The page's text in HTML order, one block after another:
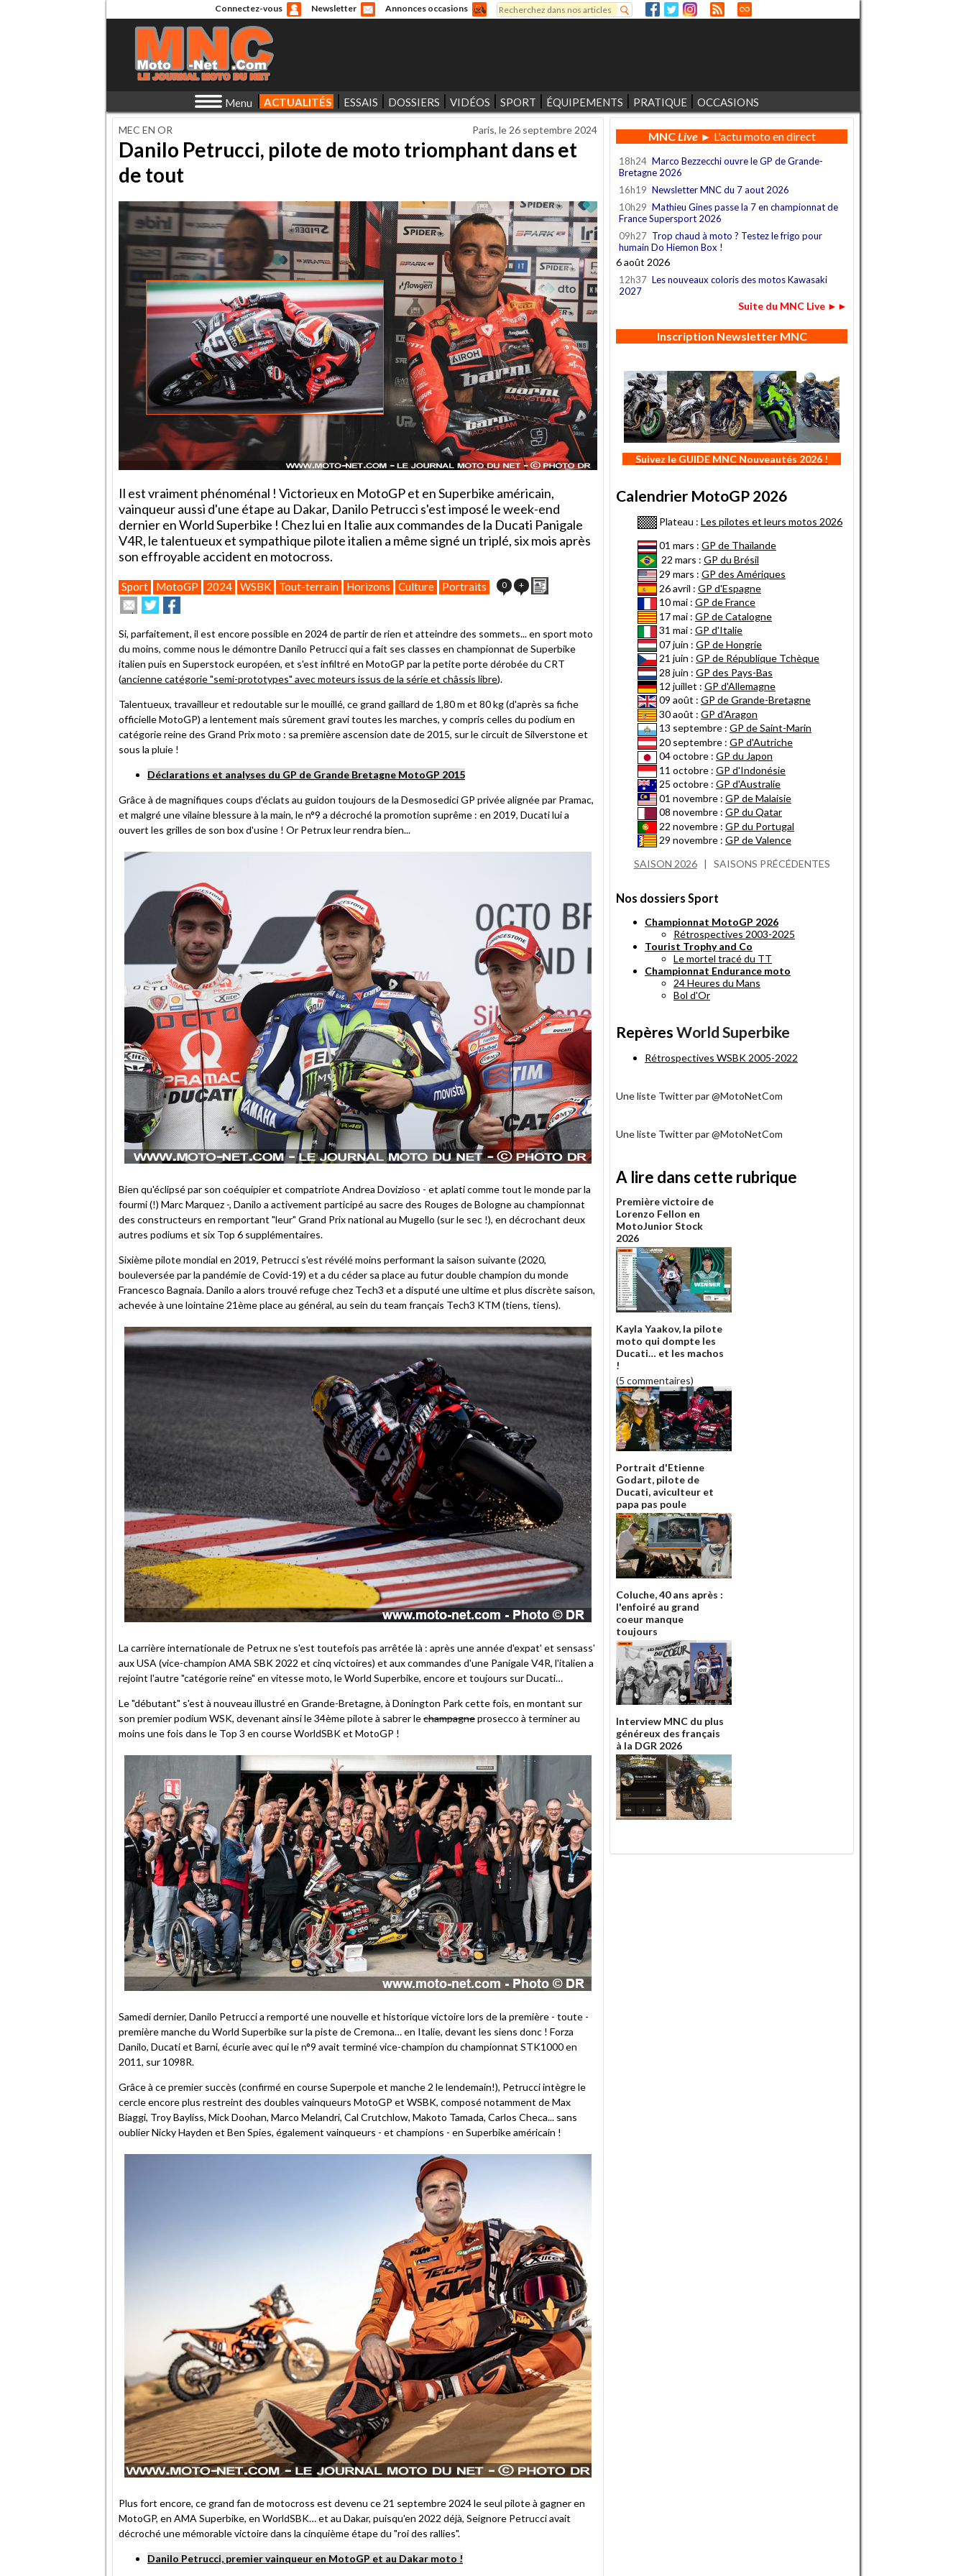
Connectez-vous Newsletter Annonces occasions
Formulaire de recherche
Rechercher
Menu ACTUALITÉS ESSAIS DOSSIERS VIDÉOS SPORT ÉQUIPEMENTS PRATIQUE OCCASIONS
MEC EN OR Paris, le 26 septembre 2024
Danilo Petrucci, pilote de moto triomphant dans et
de tout
Il est vraiment phénoménal ! Victorieux en MotoGP et en Superbike américain,
vainqueur aussi d'une étape au Dakar, Danilo Petrucci s'est imposé le week-end
dernier en World Superbike ! Chez lui en Italie aux commandes de la Ducati Panigale
V4R, le talentueux et sympathique pilote italien a même signé un triplé, six mois après
son effroyable accident en motocross.
Sport MotoGP 2024 WSBK Tout-terrain Horizons Culture Portraits 0 +
Envoyer
cet
à
un
ami
Partager
sur
sur
Si, parfaitement, il est encore possible en 2024 de partir de rien et atteindre des sommets... en sport moto
du moins, comme nous le démontre Danilo Petrucci qui a fait ses classes en championnat de Superbike
italien puis en Superstock européen, et s'est infiltré en MotoGP par la petite porte dérobée du CRT
(ancienne catégorie "semi-prototypes" avec moteurs issus de la série et châssis libre).
Talentueux, travailleur et redoutable sur le mouillé, ce grand gaillard de 1,80 m et 80 kg (d'après sa fiche
officielle MotoGP) a lentement mais sûrement gravi toutes les marches, y compris celles du podium en
catégorie reine des Grand Prix moto : sa première ascension date de 2015, sur le circuit de Silverstone et
sous la pluie !
Déclarations et analyses du GP de Grande Bretagne MotoGP 2015
Grâce à de magnifiques coups d'éclats au guidon toujours de la Desmosedici GP privée alignée par Pramac,
et malgré une vilaine blessure à la main, le n°9 a décroché la promotion suprême : en 2019, Ducati lui a
ouvert les grilles de son box d'usine ! Or Petrux leur rendra bien...
Bien qu'éclipsé par son coéquipier et compatriote Andrea Dovizioso - et aplati comme tout le monde par la
fourmi (!) Marc Marquez -, Danilo a activement participé au sacre des Rouges de Bologne au championnat
des constructeurs en remportant "leur" Grand Prix national au Mugello (sur le sec !), en décrochant deux
autres podiums et six Top 6 supplémentaires.
Sixième pilote mondial en 2019, Petrucci s'est révélé moins performant la saison suivante (2020,
bouleversée par la pandémie de Covid-19) et a du céder sa place au futur double champion du monde
Francesco Bagnaia. Danilo a alors trouvé refuge chez Tech3 et a disputé une ultime et plus discrète saison,
achevée à une lointaine 21ème place au général, au sein du team français Tech3 KTM (tiens, tiens).
La carrière internationale de Petrux ne s'est toutefois pas arrêtée là : après une année d'expat' et sensass'
aux USA (vice-champion AMA SBK 2022 et cinq victoires) et aux commandes d'une Panigale V4R, l'italien a
rejoint l'autre "catégorie reine" en vitesse moto, le World Superbike, encore et toujours sur Ducati…
Le "débutant" s'est à nouveau illustré en Grande-Bretagne, à Donington Park cette fois, en montant sur
son premier podium WSK, devenant ainsi le 34ème pilote à sabrer lechampagneprosecco à terminer au
moins une fois dans le Top 3 en course WorldSBK et MotoGP !
Samedi dernier, Danilo Petrucci a remporté une nouvelle et historique victoire lors de la première - toute -
première manche du World Superbike sur la piste de Cremona… en Italie, devant les siens donc ! Forza
Danilo, Ducati et Barni, écurie avec qui le n°9 avait terminé vice-champion du championnat STK1000 en
2011, sur 1098R.
Grâce à ce premier succès (confirmé en course Superpole et manche 2 le lendemain!), Petrucci intègre le
cercle encore plus restreint des doubles vainqueurs MotoGP et WSBK, composé notamment de Max
Biaggi, Troy Bayliss, Mick Doohan, Marco Melandri, Cal Crutchlow, Makoto Tamada, Carlos Checa... sans
oublier Nicky Hayden et Ben Spies, également vainqueurs - et champions - en Superbike américain !
Plus fort encore, ce grand fan de motocross est devenu ce 21 septembre 2024 le seul pilote à gagner en
MotoGP, en AMA Superbike, en WorldSBK… et au Dakar, puisqu'en 2022 déjà, Seignore Petrucci avait
décroché une mémorable victoire dans la cinquième étape du "roi des rallies".
Danilo Petrucci, premier vainqueur en MotoGP et au Dakar moto !
MNCLive► L'actu moto en direct
18h24 Marco Bezzecchi ouvre le GP de Grande-
Bretagne 2026
16h19 Newsletter MNC du 7 aout 2026
10h29 Mathieu Gines passe la 7 en championnat de
France Supersport 2026
09h27 Trop chaud à moto ? Testez le frigo pour
humain Do Hiemon Box !
6 août 2026
12h37 Les nouveaux coloris des motos Kawasaki
2027
Suite du MNC Live ►►
Inscription Newsletter MNC
Suivez le GUIDE MNC Nouveautés 2026 !
Calendrier MotoGP 2026
Plateau : Les pilotes et leurs motos 2026
01 mars : GP de Thaïlande
22 mars : GP du Brésil
29 mars : GP des Amériques
26 avril : GP d'Espagne
10 mai : GP de France
17 mai : GP de Catalogne
31 mai : GP d'Italie
07 juin : GP de Hongrie
21 juin : GP de République Tchèque
28 juin : GP des Pays-Bas
12 juillet : GP d'Allemagne
09 août : GP de Grande-Bretagne
30 août : GP d'Aragon
13 septembre : GP de Saint-Marin
20 septembre : GP d'Autriche
04 octobre : GP du Japon
11 octobre : GP d'Indonésie
25 octobre : GP d'Australie
01 novembre : GP de Malaisie
08 novembre : GP du Qatar
22 novembre : GP du Portugal
29 novembre : GP de Valence
SAISON 2026| SAISONS PRÉCÉDENTES
Nos dossiers Sport
Championnat MotoGP 2026
Rétrospectives 2003-2025
Tourist Trophy and Co
Le mortel tracé du TT
Championnat Endurance moto
24 Heures du Mans
Bol d'Or
Repères World Superbike
Rétrospectives WSBK 2005-2022
Une liste Twitter par @MotoNetCom
Une liste Twitter par @MotoNetCom
A lire dans cette rubrique
Première victoire de
Lorenzo Fellon en
MotoJunior Stock
2026
Kayla Yaakov, la pilote
moto qui dompte les
Ducati… et les machos
!
(5 commentaires)
Portrait d'Etienne
Godart, pilote de
Ducati, aviculteur et
papa pas poule
Coluche, 40 ans après :
l'enfoiré au grand
coeur manque
toujours
Interview MNC du plus
généreux des français
à la DGR 2026